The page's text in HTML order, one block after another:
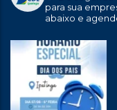
para sua
abaixo e